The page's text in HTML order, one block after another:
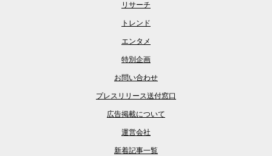
リサーチ
トレンド
エンタメ
特別企画
お問い合わせ
プレスリリース送付窓口
広告掲載について
運営会社
新着記事一覧